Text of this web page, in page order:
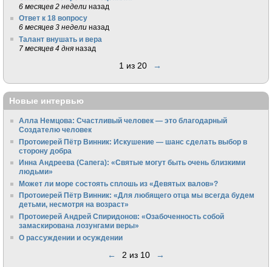
6 месяцев 2 недели назад
Ответ к 18 вопросу
6 месяцев 3 недели назад
Талант внушать и вера
7 месяцев 4 дня назад
1 из 20 →
Новые интервью
Алла Немцова: Счастливый человек — это благодарный
Создателю человек
Протоиерей Пётр Винник: Искушение — шанс сделать выбор в
сторону добра
Инна Андреева (Сапега): «Святые могут быть очень близкими
людьми»
Может ли море состоять сплошь из «Девятых валов»?
Протоиерей Пётр Винник: «Для любящего отца мы всегда будем
детьми, несмотря на возраст»
Протоиерей Андрей Спиридонов: «Озабоченность собой
замаскирована лозунгами веры»
О рассуждении и осуждении
← 2 из 10 →